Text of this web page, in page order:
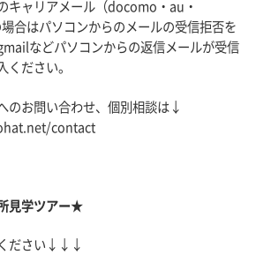
キャリアメール（docomo・au・
合はパソコンからのメールの受信拒否を
などパソコンからの返信メールが受信
ださい。
のお問い合わせ、個別相談は↓
contact
見学ツアー★
ください↓↓↓